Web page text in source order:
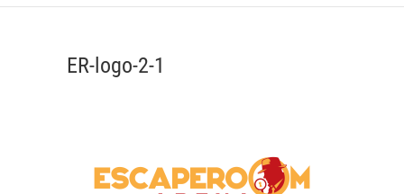
ER-logo-2-1